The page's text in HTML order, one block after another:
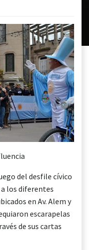
del desfile cívico
los diferentes
en Av. Alem y
escarapelas
de sus cartas